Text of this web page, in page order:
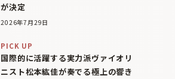
が決定
2026年7月29日
PICK UP
国際的に活躍する実力派ヴァイオリ
ニスト松本紘佳が奏でる極上の響き